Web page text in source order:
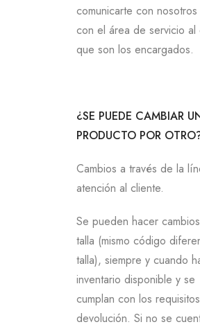
comunicarte con
con el área de servicio al
que son los encargados.
¿SE PUEDE CAMBIAR
PRODUCTO POR
Cambios a través de la
atención al cliente.
Se pueden hacer
talla (mismo código
talla), siempre y cuando
inventario disponible y se
cumplan con los
devolución. Si no se